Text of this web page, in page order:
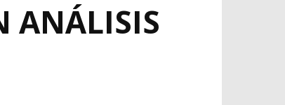
ANÁLISIS